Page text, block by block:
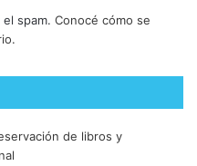
spam. Conocé cómo se